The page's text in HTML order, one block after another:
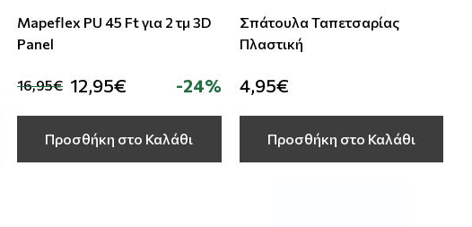
Mapeflex PU 45 Ft για 2 τμ 3D
Panel
16,95€ 12,95€ -24%
Προσθήκη στο Καλάθι
Σπάτουλα Ταπετσαρίας
Πλαστική
4,95€
Προσθήκη στο Καλάθι